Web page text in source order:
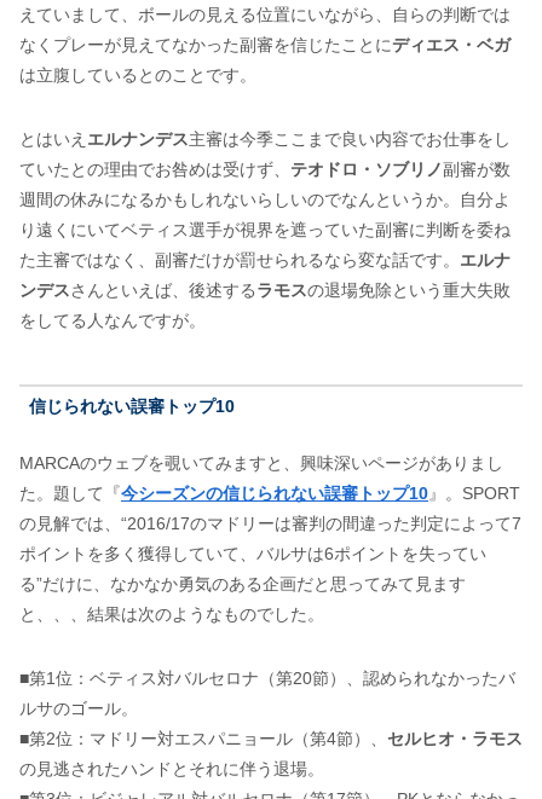
えていまして、ボールの見える位置にいながら、自らの判断では
なくプレーが見えてなかった副審を信じたことにディエス・ベガ
は立腹しているとのことです。
とはいえ エルナンデス主審は今季ここまで良い内容でお仕事をし
ていたとの理由でお咎めは受けず、 テオドロ・ソブリノ副審が数
週間の休みになるかもしれないらしいのでなんというか。自分よ
り遠くにいてベティス選手が視界を遮っていた副審に判断を委ね
た主審ではなく、副審だけが罰せられるなら変な話です。 エルナ
ンデスさんといえば、後述するラモスの退場免除という重大失敗
をしてる人なんですが。
信じられない誤審トップ10
MARCAのウェブを覗いてみますと、興味深いページがありまし
た。題して『今シーズンの信じられない誤審トップ10』。SPORT
の見解では、“2016/17のマドリーは審判の間違った判定によって7
ポイントを多く獲得していて、バルサは6ポイントを失ってい
る”だけに、なかなか勇気のある企画だと思ってみて見ます
と、、、結果は次のようなものでした。
■第1位：ベティス対バルセロナ（第20節）、認められなかったバ
ルサのゴール。
■第2位：マドリー対エスパニョール（第4節）、 セルヒオ・ラモス
の見逃されたハンドとそれに伴う退場。